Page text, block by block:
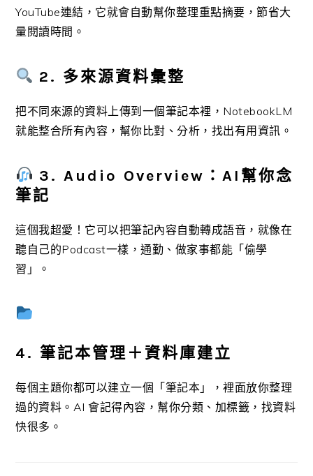
YouTube連結，它就會自動幫你整理重點摘要，節省大
量閱讀時間。
2. 多來源資料彙整
把不同來源的資料上傳到一個筆記本裡，NotebookLM
就能整合所有內容，幫你比對、分析，找出有用資訊。
3. Audio Overview：AI幫你念
筆記
這個我超愛！它可以把筆記內容自動轉成語音，就像在
聽自己的Podcast一樣，通勤、做家事都能「偷學
習」。
4. 筆記本管理＋資料庫建立
每個主題你都可以建立一個「筆記本」，裡面放你整理
過的資料。AI 會記得內容，幫你分類、加標籤，找資料
快很多。